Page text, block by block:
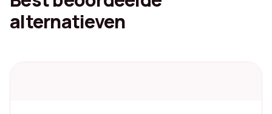
alternatieven